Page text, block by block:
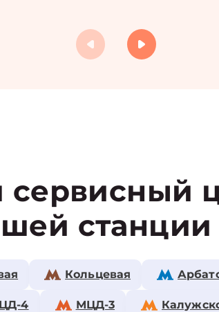
станции
Кольцевая
4 МЦД-3